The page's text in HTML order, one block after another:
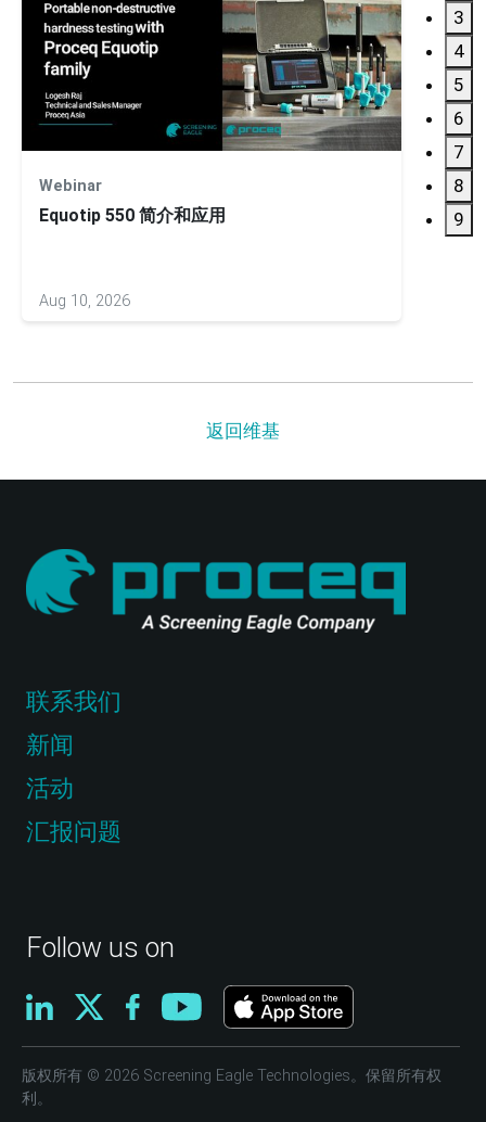
Webinar
Equotip 550 简介和应用
Aug 10, 2026
3
4
5
6
7
8
9
返回维基
Follow us on
联系我们
新闻
活动
汇报问题
版权所有 © 2026 Screening Eagle Technologies。保留所有权
利。